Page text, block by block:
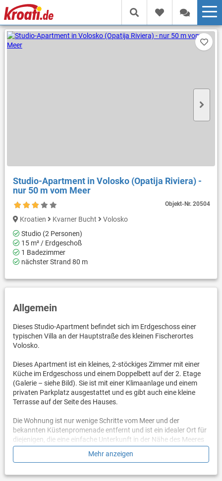
Studio-Apartment in Volosko (Opatija Riviera) -
nur 50 m vom Meer
Objekt-Nr.20504
Kroatien Kvarner Bucht
Volosko
Studio (2 Personen)
15 m² / Erdgeschoß
1 Badezimmer
nächster Strand 80 m
Allgemein
Dieses Studio-Apartment befindet sich im Erdgeschoss einer
typischen Villa an der Hauptstraße des kleinen Fischerortes
Volosko.
Dieses Apartment ist ein kleines, 2-stöckiges Zimmer mit einer
Küche im Erdgeschoss und einem Doppelbett auf der 2. Etage
(Galerie – siehe Bild). Sie ist mit einer Klimaanlage und einem
privaten Parkplatz ausgestattet und es gibt auch eine kleine
Terrasse auf der Seite des Hauses.
Die Wohnung ist nur wenige Schritte vom Meer und der
bekannten Küstenpromenade entfernt und ist ein idealer Ort für
diejenigen, die eine einfache Unterkunft in der Nähe des Meeres
suchen. Verbringen Sie einen unvergesslichen Urlaub im Ort
Volosko an der Opatija Riviera.
Mehr anzeigen